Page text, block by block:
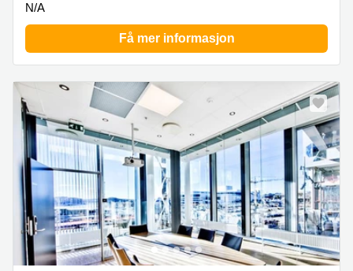
N/A
Få mer informasjon